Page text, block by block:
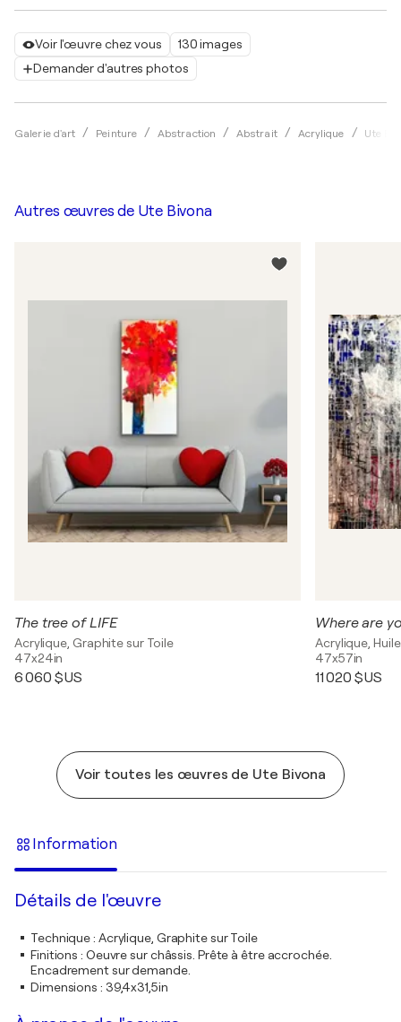
Voir l'œuvre chez vous
130 images
Demander d'autres photos
Galerie d'art Peinture Abstraction Abstrait Acrylique Ute
Autres œuvres de Ute Bivona
The tree of LIFE
Acrylique, Graphite sur Toile
47x24in
6 060 $US
Where are
Acrylique,
47x57in
11 020 $US
Voir toutes les œuvres de Ute Bivona
Information
Détails de l'œuvre
Technique: Acrylique, Graphite sur Toile
Finitions : Oeuvre sur châssis. Prête à être accrochée.
Encadrement sur demande.
Dimensions : 39,4x31,5in